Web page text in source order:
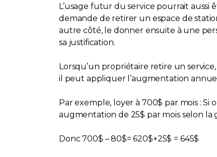
L’usage futur du service pourrait aussi
demande de retirer un espace de
autre côté, le donner ensuite à une
sa justification.
Lorsqu’un propriétaire retire un
il peut appliquer l’augmentation
Par exemple, loyer à 700$ par mois :
augmentation de 25$ par mois selon
Donc 700$ – 80$= 620$+25$ = 645$